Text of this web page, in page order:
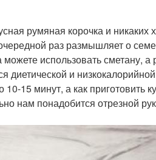
румяная корочка и никаких
очередной раз размышляет о
использовать сметану,
диетической и
10-15 минут, а как приготовить
нам понадобится отрезной